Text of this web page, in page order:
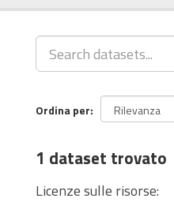
Ordina per
1 dataset trovato
Licenze sulle risorse: